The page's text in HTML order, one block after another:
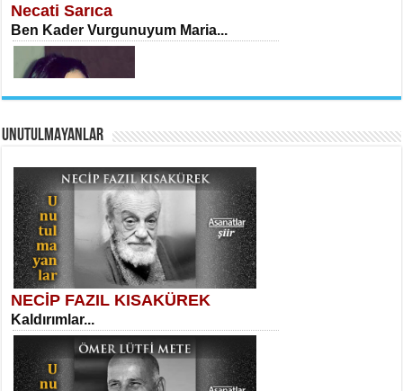
AHMET URFALI
Tahlil Denemesi...
SELAHATTİN YILDIZ
İnsanın Zindanı...
Necati Sarıca
Ben Kader Vurgunuyum Maria...
Sibel Orhan
İki Kırık Boşluk...
Meral Yağmur
Eski Bir Şiir...
UNUTULMAYANLAR
NECİP FAZIL KISAKÜREK
Kaldırımlar...